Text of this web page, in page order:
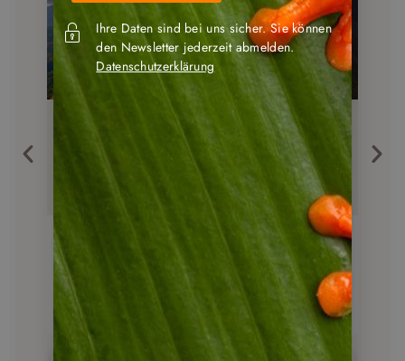
Panama Clásico –
2 Wochen Rundreise voller
Reise anschauen
3
Ihre Daten sind bei uns sicher. Sie können
den Newsletter jederzeit abmelden.
Datenschutzerklärung